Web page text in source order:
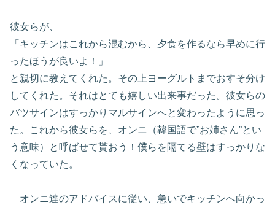
彼女らが、
「キッチンはこれから混むから、夕食を作るなら早めに行
ったほうが良いよ！」
と親切に教えてくれた。その上ヨーグルトまでおすそ分け
してくれた。それはとても嬉しい出来事だった。彼女らの
バツサインはすっかりマルサインへと変わったように思っ
た。これから彼女らを、オンニ（韓国語で”お姉さん”とい
う意味）と呼ばせて貰おう！僕らを隔てる壁はすっかりな
くなっていた。
オンニ達のアドバイスに従い、急いでキッチンへ向かっ